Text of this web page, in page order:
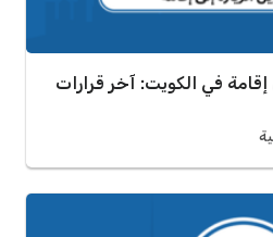
إقامة في الكويت: آخر قرارات